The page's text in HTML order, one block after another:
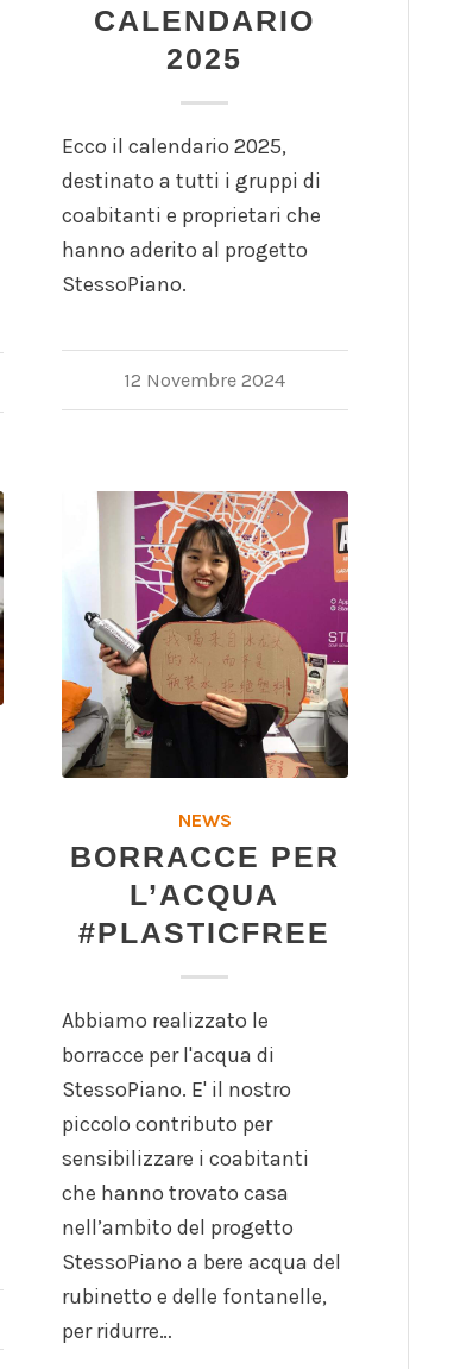
CALENDARIO
2025
Ecco il calendario 2025,
destinato a tutti i gruppi di
coabitanti e proprietari che
hanno aderito al progetto
StessoPiano.
12 Novembre 2024
NEWS
BORRACCE PER
L’ACQUA
#PLASTICFREE
Abbiamo realizzato le
borracce per l'acqua di
StessoPiano. E' il nostro
piccolo contributo per
sensibilizzare i coabitanti
che hanno trovato casa
nell’ambito del progetto
StessoPiano a bere acqua del
rubinetto e delle fontanelle,
per ridurre…